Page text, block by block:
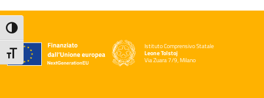
Attiva/disattiva alto contrasto
Attiva/disattiva dimensione testo
Istituto Comprensivo Statale
Leone Tolstoj
Via Zuara 7/9, Milano
— Visita la pagina iniziale della scuola